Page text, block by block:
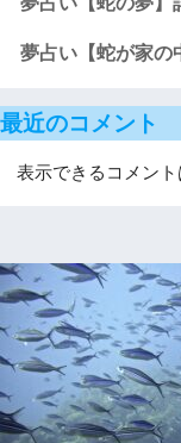
夢占い【蛇が家の
最近のコメント
表示できるコメント